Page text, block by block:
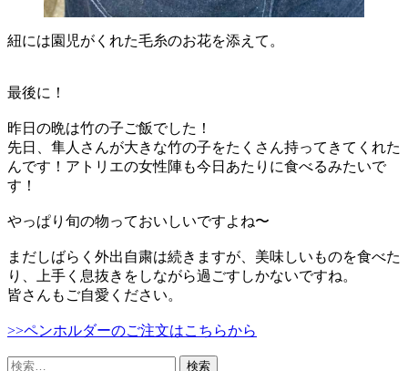
紐には園児がくれた毛糸のお花を添えて。
最後に！
昨日の晩は竹の子ご飯でした！
先日、隼人さんが大きな竹の子をたくさん持ってきてくれた
んです！アトリエの女性陣も今日あたりに食べるみたいで
す！
やっぱり旬の物っておいしいですよね〜
まだしばらく外出自粛は続きますが、美味しいものを食べた
り、上手く息抜きをしながら過ごすしかないですね。
皆さんもご自愛ください。
>>ペンホルダーのご注文はこちらから
検